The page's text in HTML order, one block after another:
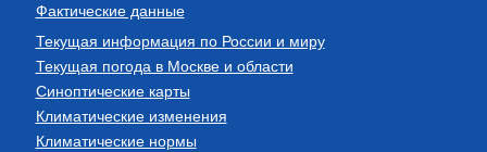
Фактические данные
Текущая информация по России и миру
Текущая погода в Москве и области
Синоптические карты
Климатические изменения
Климатические нормы